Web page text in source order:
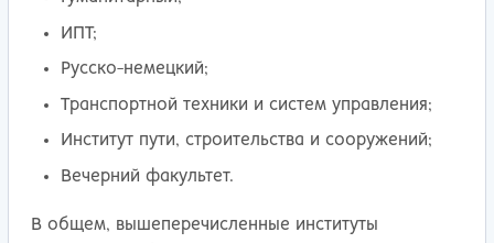
ИПТ;
Русско-немецкий;
Транспортной техники и систем управления;
Институт пути, строительства и сооружений;
Вечерний факультет.
В общем, вышеперечисленные институты